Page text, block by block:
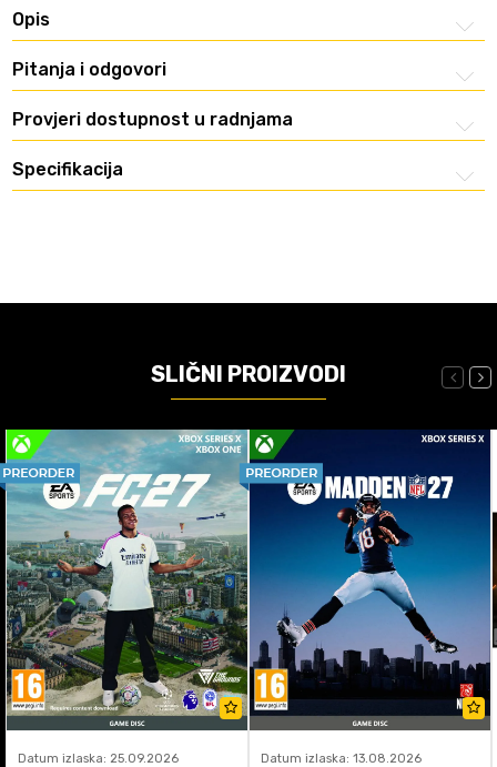
Opis
Pitanja i odgovori
Provjeri dostupnost u radnjama
Specifikacija
SLIČNI PROIZVODI
Datum izlaska: 25.09.2026 Datum izlaska: 13.08.2026